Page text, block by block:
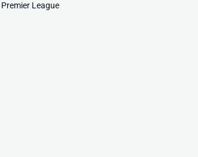
Premier League